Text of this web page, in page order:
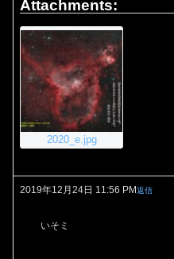
Attachments:
2020_e.jpg
2019年12月24日 11:56 PM返信
いそミ